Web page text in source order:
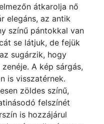
átkarolja nő
elegáns, az antik
színű pántokkal van
se látjuk, de fejük
sugárzik, hogy
A kép sárgás,
is visszatérnek.
zöldes színű,
felszínét
is hozzájárul